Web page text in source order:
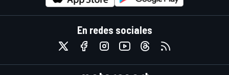
En redes sociales